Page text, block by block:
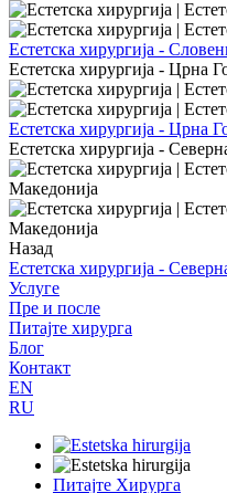
Естетска хирургија -
Естетска хирургија - Црна
Естетска хирургија - Црна
Естетска хирургија -
Назад
Естетска хирургија -
Услуге
Пре и после
Питајте хирурга
Блог
Контакт
EN
RU
Питајте Хирурга